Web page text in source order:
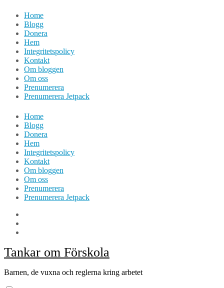
Hoppa
innehåll
Home
Blogg
Donera
Hem
Integritetspolicy
Kontakt
Om bloggen
Om oss
Prenumerera
Prenumerera Jetpack
Home
Blogg
Donera
Hem
Integritetspolicy
Kontakt
Om bloggen
Om oss
Prenumerera
Prenumerera Jetpack
Tankar om Förskola
Barnen, de vuxna och reglerna kring arbetet